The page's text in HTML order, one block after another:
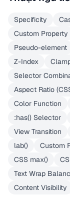
Specificity
Custom Property
Pseudo-element
Z-Index
Selector
Aspect Ratio
Color Function
:has() Selector
View Transition
lab()
Custom
CSS max()
Text Wrap
Content Visibility